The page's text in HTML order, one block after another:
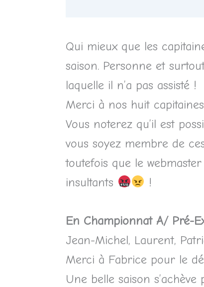
Qui mieux que les
saison. Personne et
laquelle il n’a pas assisté !
Merci à nos huit
Vous noterez qu’il est
vous soyez membre de
toutefois que le
insultants
!
En Championnat A/ Pré-
Jean-Michel, Laurent,
Merci à Fabrice pour le
Une belle saison